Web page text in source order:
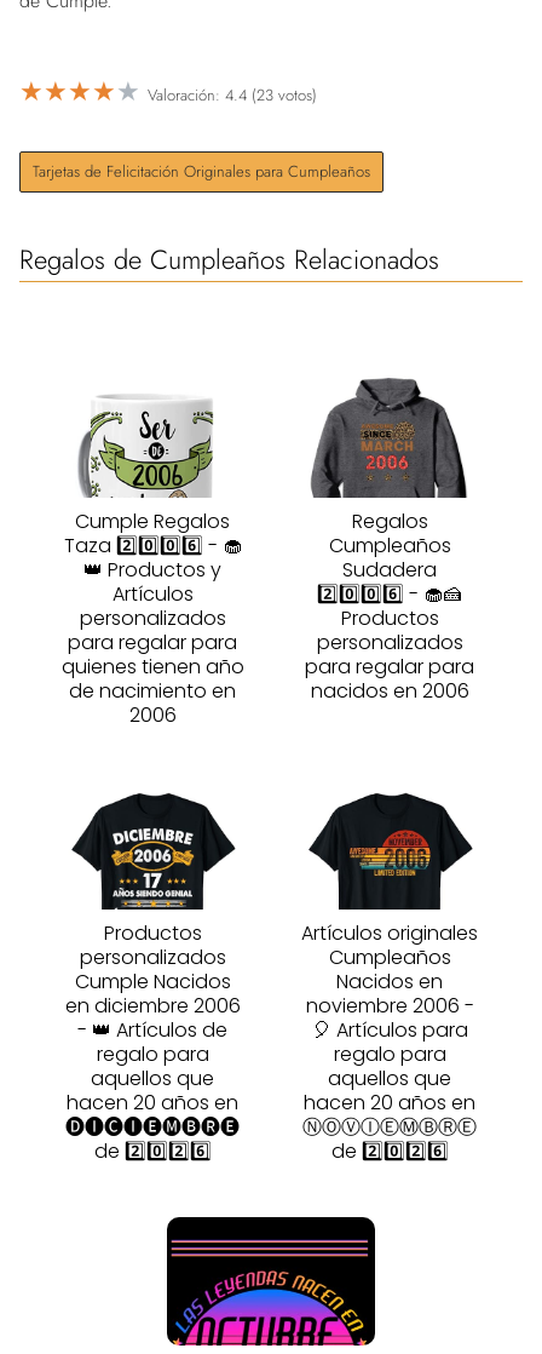
★★★★★ Valoración: 4.4 (23 votos)
Tarjetas de Felicitación Originales para Cumpleaños
Regalos de Cumpleaños Relacionados
Cumple Regalos
Taza 2️⃣0️⃣0️⃣6️⃣ - 🧁
👑 Productos y
Artículos
personalizados
para regalar para
quienes tienen año
de nacimiento en
2006
Regalos
Cumpleaños
Sudadera
2️⃣0️⃣0️⃣6️⃣ - 🧁🍰
Productos
personalizados
para regalar para
nacidos en 2006
Productos
personalizados
Cumple Nacidos
en diciembre 2006
- 👑 Artículos de
regalo para
aquellos que
hacen 20 años en
🅓🅘🅒🅘🅔🅜🅑🅡🅔
de 2️⃣0️⃣2️⃣6️⃣
Artículos originales
Cumpleaños
Nacidos en
noviembre 2006 -
🎈 Artículos para
regalo para
aquellos que
hacen 20 años en
ⓃⓄⓋⒾⒺⓂⒷⓇⒺ
de 2️⃣0️⃣2️⃣6️⃣